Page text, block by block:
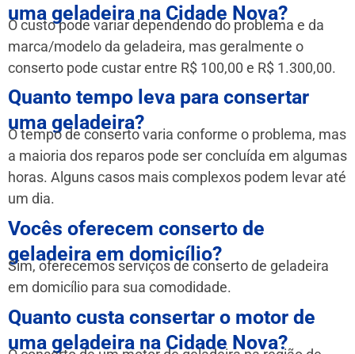
uma geladeira na Cidade Nova?
O custo pode variar dependendo do problema e da
marca/modelo da geladeira, mas geralmente o
conserto pode custar entre R$ 100,00 e R$ 1.300,00.
Quanto tempo leva para consertar
uma geladeira?
O tempo de conserto varia conforme o problema, mas
a maioria dos reparos pode ser concluída em algumas
horas. Alguns casos mais complexos podem levar até
um dia.
Vocês oferecem conserto de
geladeira em domicílio?
Sim, oferecemos serviços de conserto de geladeira
em domicílio para sua comodidade.
Quanto custa consertar o motor de
uma geladeira na Cidade Nova?